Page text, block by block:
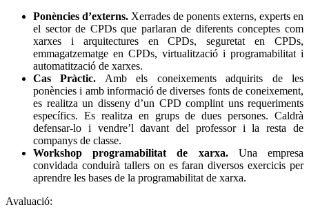
Ponències d’externs. Xerrades de ponents externs, experts en
el sector de CPDs que parlaran de diferents conceptes com
xarxes i arquitectures en CPDs, seguretat en CPDs,
emmagatzematge en CPDs, virtualització i programabilitat i
automatització de xarxes.
Cas Pràctic. Amb els coneixements adquirits de les
ponències i amb informació de diverses fonts de coneixement,
es realitza un disseny d’un CPD complint uns requeriments
específics. Es realitza en grups de dues persones. Caldrà
defensar-lo i vendre’l davant del professor i la resta de
companys de classe.
Workshop programabilitat de xarxa.Una empresa
convidada conduirà tallers on es faran diversos exercicis per
aprendre les bases de la programabilitat de xarxa.
Avaluació: